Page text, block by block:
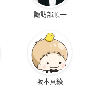
諏訪部順一
坂本真綾